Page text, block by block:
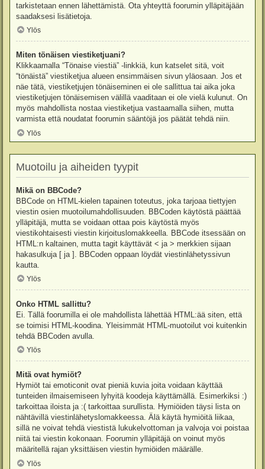
tarkistetaan ennen lähettämistä. Ota yhteyttä foorumin ylläpitäjään
saadaksesi lisätietoja.
Ylös
Miten tönäisen viestiketjuani?
Klikkaamalla “Tönaise viestiä” -linkkiä, kun katselet sitä, voit
“tönäistä” viestiketjua alueen ensimmäisen sivun yläosaan. Jos et
näe tätä, viestiketjujen tönäiseminen ei ole sallittua tai aika joka
viestiketjujen tönäisemisen välillä vaaditaan ei ole vielä kulunut. On
myös mahdollista nostaa viestiketjua vastaamalla siihen, mutta
varmista että noudatat foorumin sääntöjä jos päätät tehdä niin.
Ylös
Muotoilu ja aiheiden tyypit
Mikä on BBCode?
BBCode on HTML-kielen tapainen toteutus, joka tarjoaa tiettyjen
viestin osien muotoilumahdollisuuden. BBCoden käytöstä päättää
ylläpitäjä, mutta se voidaan ottaa pois käytöstä myös
viestikohtaisesti viestin kirjoituslomakkeella. BBCode itsessään on
HTML:n kaltainen, mutta tagit käyttävät < ja > merkkien sijaan
hakasulkuja [ ja ]. BBCoden oppaan löydät viestinlähetyssivun
kautta.
Ylös
Onko HTML sallittu?
Ei. Tällä foorumilla ei ole mahdollista lähettää HTML:ää siten, että
se toimisi HTML-koodina. Yleisimmät HTML-muotoilut voi kuitenkin
tehdä BBCoden avulla.
Ylös
Mitä ovat hymiöt?
Hymiöt tai emoticonit ovat pieniä kuvia joita voidaan käyttää
tunteiden ilmaisemiseen lyhyitä koodeja käyttämällä. Esimerkiksi :)
tarkoittaa iloista ja :( tarkoittaa surullista. Hymiöiden täysi lista on
nähtävillä viestinlähetyslomakkeessa. Älä käytä hymiöitä liikaa,
sillä ne voivat tehdä viestistä lukukelvottoman ja valvoja voi poistaa
niitä tai viestin kokonaan. Foorumin ylläpitäjä on voinut myös
määritellä rajan yksittäisen viestin hymiöiden määrälle.
Ylös